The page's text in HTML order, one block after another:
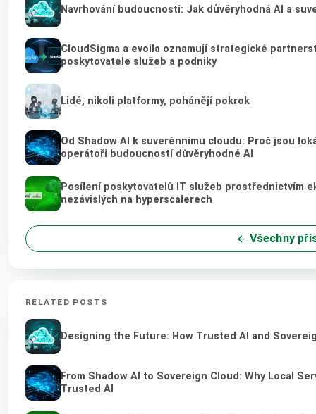
Navrhování budoucnosti: Jak důvěryhodná AI a
CloudSigma a evoila oznamují strategické
poskytovatele služeb a podniky
Lidé, nikoli platformy, pohánějí pokrok
Od Shadow AI k suverénnímu cloudu: Proč jsou
operátoři budoucností důvěryhodné AI
Posílení poskytovatelů IT služeb prostřednictvím
nezávislých na hyperscalerech
Všechny
RELATED POSTS
Designing the Future: How Trusted AI and
From Shadow AI to Sovereign Cloud: Why Local
Trusted AI